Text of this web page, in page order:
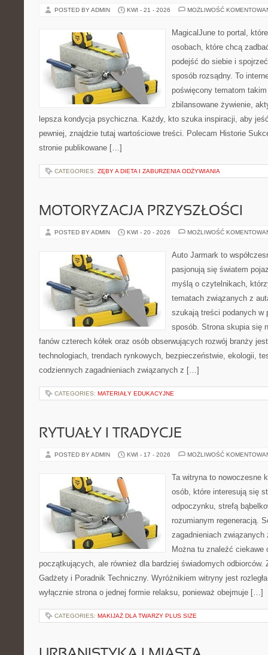
POSTED BY ADMIN KWI - 21 - 2026 MOŻLIWOŚĆ
MagicalJune to portal,
osobach, które chcą
podejść do siebie i
sposób rozsądny. To
poświęcony tematom
zbilansowane żywienie,
lepsza kondycja psychiczna. Każdy, kto szuka inspiracji, aby
pewniej, znajdzie tutaj wartościowe treści. Polecam Historie
stronie publikowane […]
CATEGORIES: ZĘBY A DIETA I ZABURZENIA ODŻYWIANIA
MOTORYZACJA PRZYSZŁOŚCI
POSTED BY ADMIN KWI - 20 - 2026 MOŻLIWOŚĆ
Auto Jarmark to
pasjonują się światem
myślą o czytelnikach,
tematach związanych z
szukają treści podanych w
sposób. Strona skupia się
fanów czterech kółek oraz osób obserwujących rozwój branży
technologiach, trendach rynkowych, bezpieczeństwie, ekologii,
codziennych zagadnieniach związanych z […]
CATEGORIES: MATERIAŁY EDUKACYJNE
RYTUAŁY I TRADYCJE
POSTED BY ADMIN KWI - 17 - 2026 MOŻLIWOŚĆ
Ta witryna to nowoczesne
osób, które interesują się
odpoczynku, strefą
rozumianym regeneracją.
zagadnieniach
Można tu znaleźć ciekawe
początkujących, ale również dla bardziej świadomych odbiorców.
Gadżety i Poradnik Techniczny. Wyróżnikiem witryny jest
wyłącznie strona o jednej formie relaksu, ponieważ obejmuje […]
CATEGORIES: MAKIJAŻ DLA TWARZY PLUS SIZE